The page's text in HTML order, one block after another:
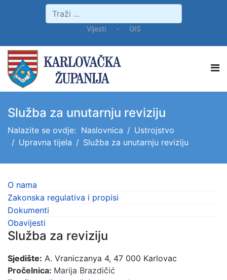
Vijesti- GIS
Služba za unutarnju reviziju
Nalazite se ovdje: Naslovnica
Ustrojstvo
Upravna tijela
Služba za unutarnju reviziju
O nama
Zakonska regulativa i propisi
Dokumenti
Obavijesti
Služba za reviziju
Sjedište: A. Vraniczanya 4, 47 000 Karlovac
Pročelnica: Marija Brazdičić